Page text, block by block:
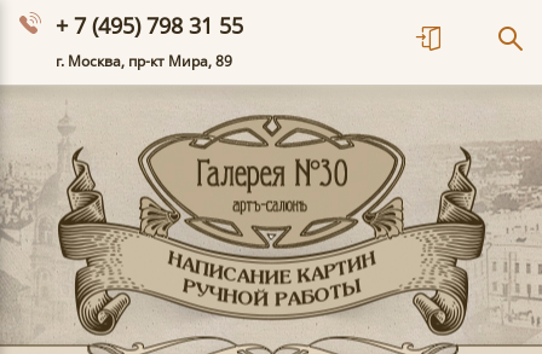
+ 7 (495) 798 31 55
г. Москва, пр-кт Мира, 89